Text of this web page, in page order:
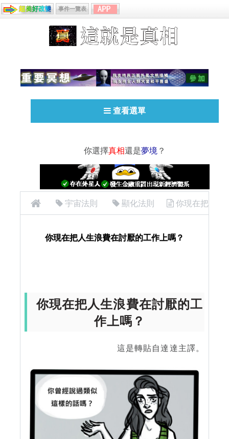
事件一覽表
查看選單
你選擇真相還是夢境 ？
宇宙法則 顯化法則 你現在把
你現在把人生浪費在討厭的工作上嗎？
你現在把人生浪費在討厭的工
作上嗎？
這是轉貼自達達主譯。